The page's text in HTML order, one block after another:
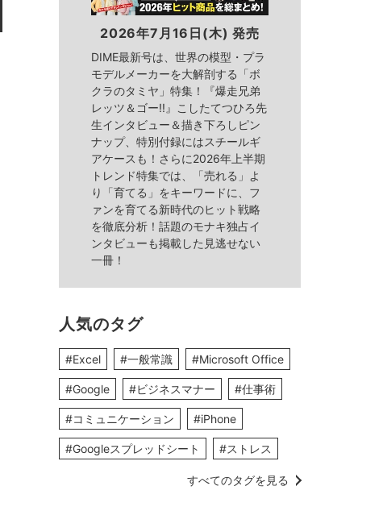
2026年7月16日(木) 発売
DIME最新号は、世界の模型・プラ
モデルメーカーを大解剖する「ボ
クラのタミヤ」特集！『爆走兄弟
レッツ＆ゴー!!』こしたてつひろ先
生インタビュー＆描き下ろしピン
ナップ、特別付録にはスチールギ
アケースも！さらに2026年上半期
トレンド特集では、「売れる」よ
り「育てる」をキーワードに、フ
ァンを育てる新時代のヒット戦略
を徹底分析！話題のモナキ独占イ
ンタビューも掲載した見逃せない
一冊！
人気のタグ
#Excel #一般常識 #Microsoft Office
#Google #ビジネスマナー #仕事術
#コミュニケーション #iPhone
#Googleスプレッドシート #ストレス
すべてのタグを見る